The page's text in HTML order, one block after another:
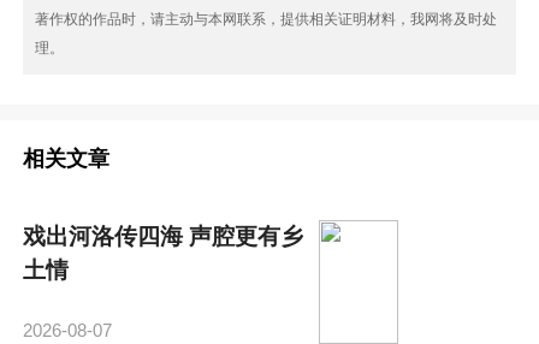
著作权的作品时，请主动与本网联系，提供相关证明材料，我网将及时处
理。
相关文章
戏出河洛传四海 声腔更有乡
土情
2026-08-07